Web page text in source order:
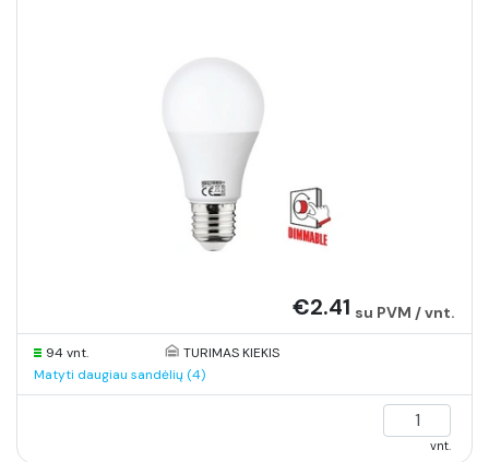
€2.41 su PVM / vnt.
94 vnt.
TURIMAS KIEKIS
Matyti daugiau sandėlių (4)
vnt.